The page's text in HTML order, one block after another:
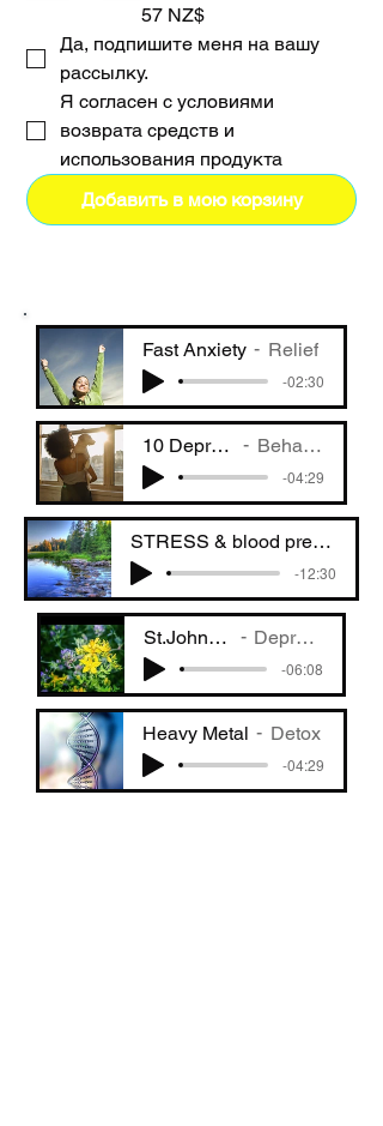
57 NZ$
Да, подпишите меня на вашу
рассылку.
Я согласен с условиями
возврата средств и
использования продукта
Добавить в мою корзину
Fast Anxiety Relief
-02:30
10 Depression Behaviours
-04:29
STRESS & blood pressure
-12:30
St.Johns Wart Depression
-06:08
Heavy Metal Detox
-04:29